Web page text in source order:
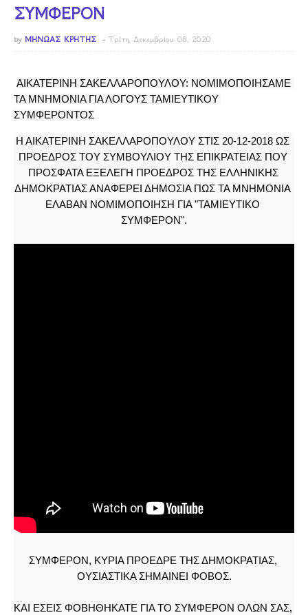
ΣΥΜΦΕΡΟΝ
by ΜΗΝΩΑΣ ΚΡΗΤΗΣ Τρίτη, Δεκεμβρίου 08, 2020
ΑΙΚΑΤΕΡΙΝΗ ΣΑΚΕΛΛΑΡΟΠΟΥΛΟΥ: ΝΟΜΙΜΟΠΟΙΗΣΑΜΕ
ΤΑ ΜΝΗΜΟΝΙΑ ΓΙΑ ΛΟΓΟΥΣ ΤΑΜΙΕΥΤΙΚΟΥ
ΣΥΜΦΕΡΟΝΤΟΣ
Η ΑΙΚΑΤΕΡΙΝΗ ΣΑΚΕΛΛΑΡΟΠΟΥΛΟΥ ΣΤΙΣ 20-12-2018 ΩΣ
ΠΡΟΕΔΡΟΣ ΤΟΥ ΣΥΜΒΟΥΛΙΟΥ ΤΗΣ ΕΠΙΚΡΑΤΕΙΑΣ ΠΟΥ
ΠΡΟΣΦΑΤΑ ΕΞΕΛΕΓΗ ΠΡΟΕΔΡΟΣ ΤΗΣ ΕΛΛΗΝΙΚΗΣ
ΔΗΜΟΚΡΑΤΙΑΣ ΑΝΑΦΕΡΕΙ ΔΗΜΟΣΙΑ ΠΩΣ ΤΑ ΜΝΗΜΟΝΙΑ
ΕΛΑΒΑΝ ΝΟΜΙΜΟΠΟΙΗΣΗ ΓΙΑ "ΤΑΜΙΕΥΤΙΚΟ
ΣΥΜΦΕΡΟΝ".
ΣΥΜΦΕΡΟΝ, ΚΥΡΙΑ ΠΡΟΕΔΡΕ ΤΗΣ ΔΗΜΟΚΡΑΤΙΑΣ,
ΟΥΣΙΑΣΤΙΚΑ ΣΗΜΑΙΝΕΙ ΦΟΒΟΣ.
ΚΑΙ ΕΣΕΙΣ ΦΟΒΗΘΗΚΑΤΕ ΓΙΑ ΤΟ ΣΥΜΦΕΡΟΝ ΟΛΩΝ ΣΑΣ,